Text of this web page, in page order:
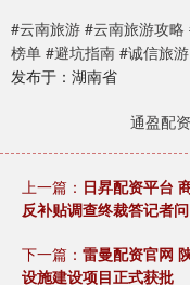
#云南旅游 #云南旅游攻
榜单 #避坑指南 #诚信旅
发布于：湖南省
通盈配
上一篇： 日昇配资平台
反补贴调查终裁答记者问
下一篇： 雷曼配资官网
设施建设项目正式获批